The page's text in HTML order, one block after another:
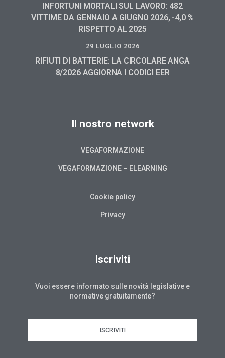
INFORTUNI MORTALI SUL LAVORO: 482
VITTIME DA GENNAIO A GIUGNO 2026, -4,0 %
RISPETTO AL 2025
29 LUGLIO 2026
RIFIUTI DI BATTERIE: LA CIRCOLARE ANGA
8/2026 AGGIORNA I CODICI EER
Il nostro network
VEGAFORMAZIONE
VEGAFORMAZIONE – ELEARNING
Cookie policy
Privacy
Iscriviti
Vuoi essere informato sulle novità legislative e
normative gratuitamente?
ISCRIVITI